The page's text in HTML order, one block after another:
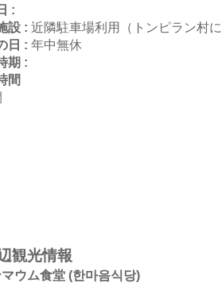
:
設 : 近隣駐車場利用（トンピラン村
日 : 年中無休
期 :
間
観光情報
ウム食堂 (한마음식당)